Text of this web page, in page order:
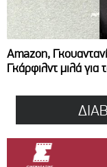
Amazon,
Γκάρφιλντ μιλά